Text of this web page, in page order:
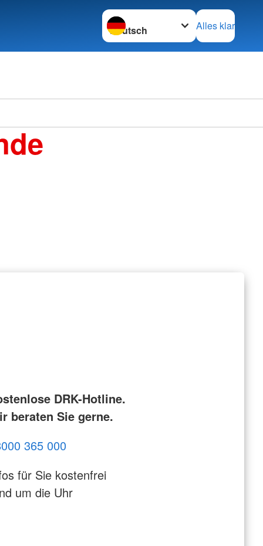
Sprache wechseln zu
Alles klar
DRK-Hotline.
beraten Sie gerne.
365 000
für Sie kostenfrei
um die Uhr